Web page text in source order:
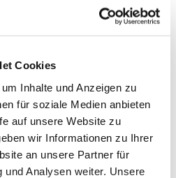
Cookies
Inhalte und Anzeigen zu
für soziale Medien anbieten
auf unsere Website zu
wir Informationen zu Ihrer
an unsere Partner für
und Analysen weiter. Unsere
Konfession oder Glauben. Ob
jede Woche mit Liebe und
vor und bedankt sich schon
und freut sich auf Sie.